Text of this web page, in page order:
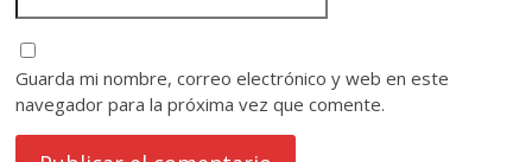
Guarda mi nombre, correo electrónico y web en este
navegador para la próxima vez que comente.